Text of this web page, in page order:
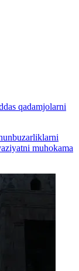
qadamjolarni
muhokama